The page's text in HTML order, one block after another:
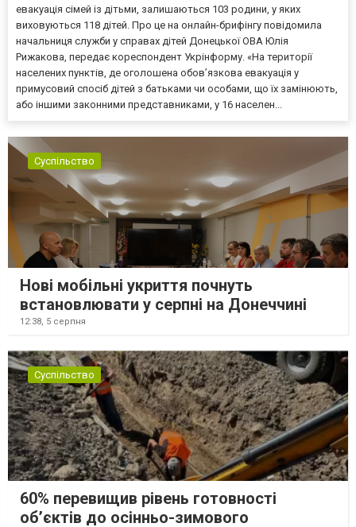
евакуація сімей із дітьми, залишаються 103 родини, у яких
виховуються 118 дітей. Про це на онлайн-брифінгу повідомила
начальниця служби у справах дітей Донецької ОВА Юлія
Рижакова, передає кореспондент Укрінформу. «На території
населених пунктів, де оголошена обов’язкова евакуація у
примусовий спосіб дітей з батьками чи особами, що їх замінюють,
або іншими законними представниками, у 16 населен...
Суспільство
Нові мобільні укриття почнуть
встановлювати у серпні на Донеччині
12:38, 5 серпня
Суспільство
60% перевищив рівень готовності
об’єктів до осінньо-зимового